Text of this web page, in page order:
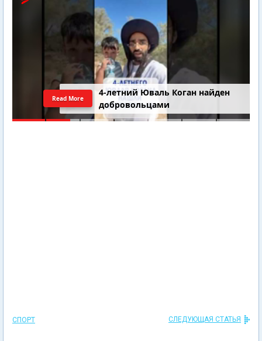
4-летний Юваль Коган найден
добровольцами
Read More
СПОРТ СЛЕДУЮЩАЯ СТАТЬЯ